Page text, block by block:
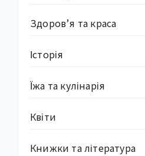
Здоров’я та краса
Історія
Їжа та кулінарія
Квіти
Книжки та література